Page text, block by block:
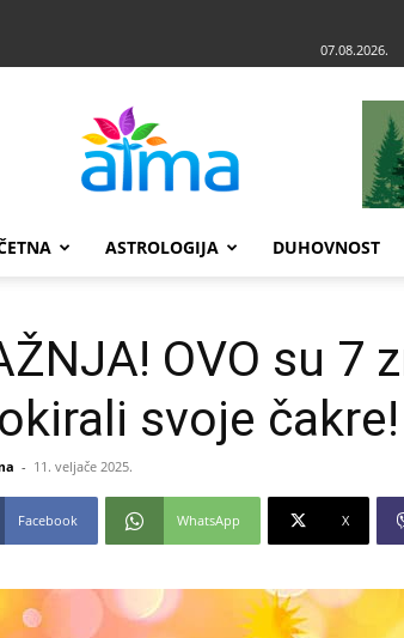
07.08.2026.
ASTROLOGIJA DUHOVNOST
OVO su 7
svoje čakre!
- 11. veljače 2025.
Facebook WhatsApp X